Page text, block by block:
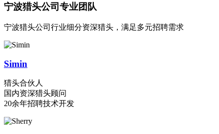
宁波猎头公司专业团队
宁波猎头公司行业细分资深猎头，满足多元招聘需求
Simin
猎头合伙人
国内资深猎头顾问
20余年招聘技术开发